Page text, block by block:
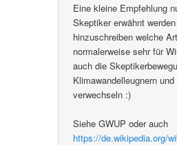
Eine kleine Empfehlung
Skeptiker erwähnt
hinzuschreiben welche
normalerweise sehr für
auch die
Klimawandelleugnern
verwechseln :)
Siehe GWUP oder auch
https://de.wikipedia.org/